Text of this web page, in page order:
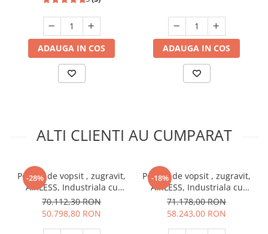
ADAUGA IN COS ADAUGA IN COS
ALTI CLIENTI AU CUMPARAT
-28%
Pompa de vopsit , zugravit,
AIRLESS, Industriala cu
carucior, complet echipata,
5L/MIN - LARIUS DRAGON
70.112,30 RON
50.798,80 RON
-18%
Pompa de vopsit , zugravit,
AIRLESS, Industriala cu
carucior, complet echipata,
7,5L/MIN - LARIUS THOR
71.178,00 RON
58.243,00 RON